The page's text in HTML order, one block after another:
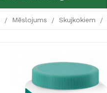
Mēslojums Skujkokiem